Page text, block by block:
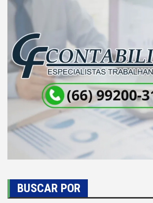
BUSCAR POR